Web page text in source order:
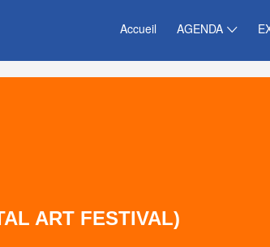
Accueil AGENDA
ART FESTIVAL)